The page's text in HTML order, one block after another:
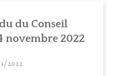
du Conseil
novembre 2022
2022